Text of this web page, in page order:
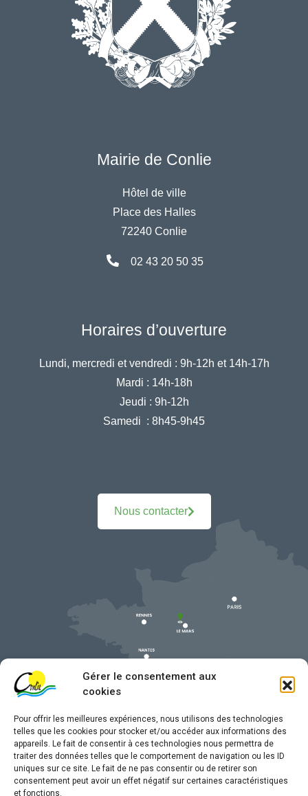
Gérer le consentement aux
cookies
Pour offrir les meilleures expériences, nous utilisons des technologies
telles que les cookies pour stocker et/ou accéder aux informations des
appareils. Le fait de consentir à ces technologies nous permettra de
traiter des données telles que le comportement de navigation ou les ID
uniques sur ce site. Le fait de ne pas consentir ou de retirer son
consentement peut avoir un effet négatif sur certaines caractéristiques
et fonctions.
Mairie de Conlie
Hôtel de ville
Place des Halles
72240 Conlie
02 43 20 50 35
Horaires d’ouverture
Lundi, mercredi et vendredi : 9h-12h et 14h-17h
Mardi : 14h-18h
Jeudi : 9h-12h
Samedi : 8h45-9h45
Nous contacter
Mentions légales